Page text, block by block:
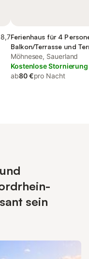
8,7Ferienhaus für 4
Balkon/Terrasse und
sowie Garten und
Möhnesee, Sauerland
Kostenlose Stornierung
ab80 €pro Nacht
sein